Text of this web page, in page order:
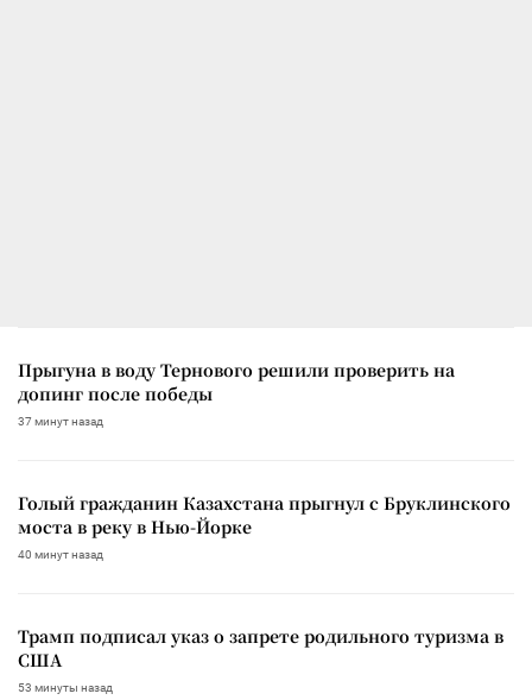
Прыгуна в воду Тернового решили проверить на
допинг после победы
37 минут назад
Голый гражданин Казахстана прыгнул с Бруклинского
моста в реку в Нью-Йорке
40 минут назад
Трамп подписал указ о запрете родильного туризма в
США
53 минуты назад